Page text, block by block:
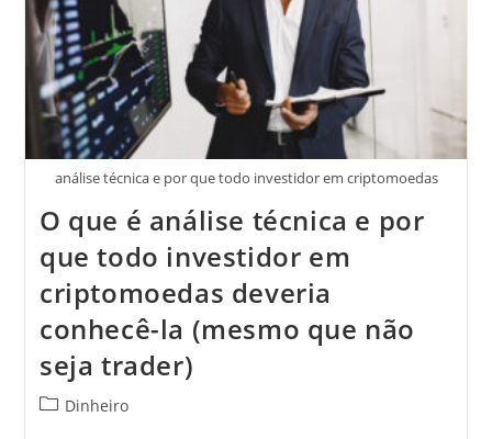
análise técnica e por que todo investidor em criptomoedas
O que é análise técnica e por
que todo investidor em
criptomoedas deveria
conhecê-la (mesmo que não
seja trader)
Categoria
Dinheiro